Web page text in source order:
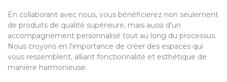
En collaborant avec nous, vous bénéficierez non seulement
de produits de qualité supérieure, mais aussi d'un
accompagnement personnalisé tout au long du processus.
Nous croyons en l'importance de créer des espaces qui
vous ressemblent, alliant fonctionnalité et esthétique de
manière harmonieuse.